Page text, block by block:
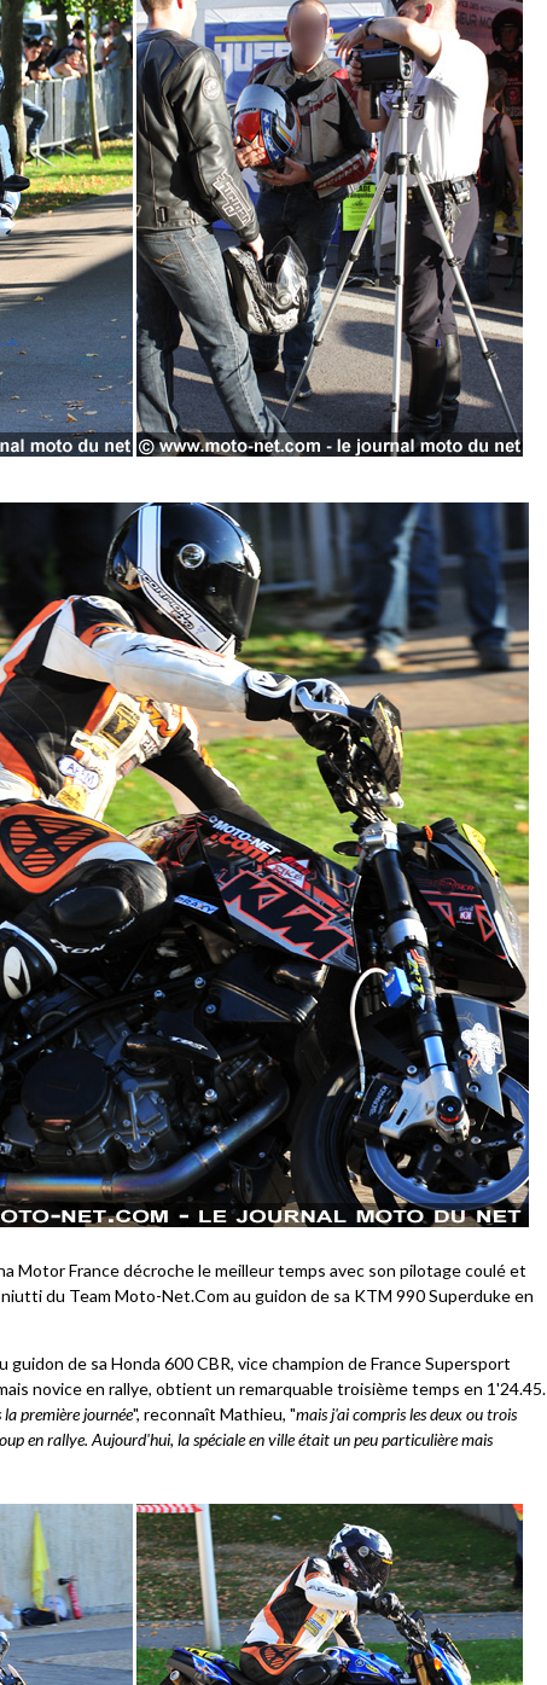
Motor France décroche le meilleur temps avec son pilotage coulé et
du Team Moto-Net.Com au guidon de sa KTM 990 Superduke en
de sa Honda 600 CBR, vice champion de France Supersport
novice en rallye, obtient un remarquable troisième temps en 1'24.45.
la première journée", reconnaît Mathieu, "mais j'ai compris les deux ou trois
en rallye. Aujourd'hui, la spéciale en ville était un peu particulière mais